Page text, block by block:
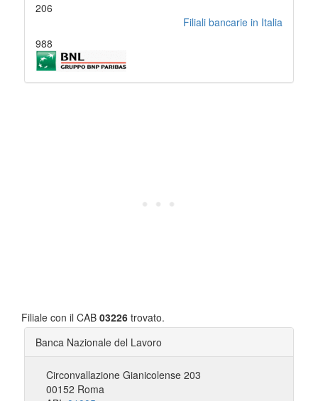
206
Filiali bancarie in Italia
988
Filiale con il CAB 03226 trovato.
Banca Nazionale del Lavoro
Circonvallazione Gianicolense 203
00152 Roma